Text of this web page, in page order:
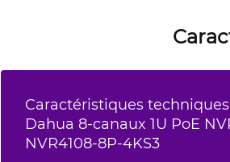
Caractéristiques
Dahua 8-canaux 1U PoE
NVR4108-8P-4KS3